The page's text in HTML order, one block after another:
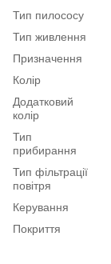
Тип пилососу
Тип живлення
Призначення
Колір
Додатковий
колір
Тип
прибирання
Тип фільтрації
повітря
Керування
Покриття